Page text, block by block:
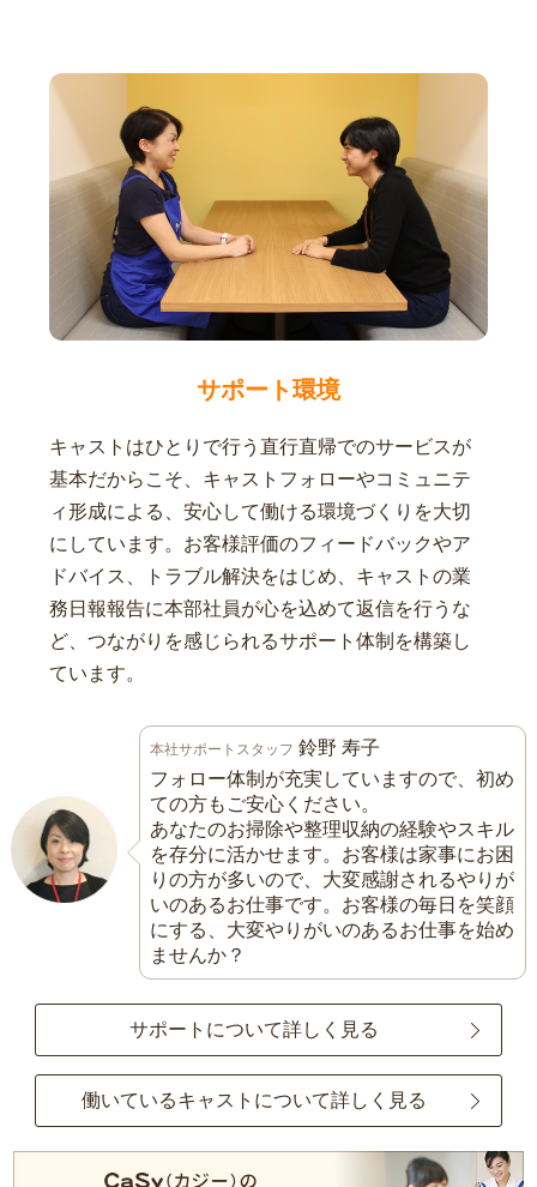
サポート環境
キャストはひとりで行う直行直帰でのサービスが
基本だからこそ、キャストフォローやコミュニテ
ィ形成による、安心して働ける環境づくりを大切
にしています。お客様評価のフィードバックやア
ドバイス、トラブル解決をはじめ、キャストの業
務日報報告に本部社員が心を込めて返信を行うな
ど、つながりを感じられるサポート体制を構築し
ています。
本社サポートスタッフ 鈴野 寿子
フォロー体制が充実していますので、初め
ての方もご安心ください。
あなたのお掃除や整理収納の経験やスキル
を存分に活かせます。お客様は家事にお困
りの方が多いので、大変感謝されるやりが
いのあるお仕事です。お客様の毎日を笑顔
にする、大変やりがいのあるお仕事を始め
ませんか？
サポートについて詳しく見る
働いているキャストについて詳しく見る